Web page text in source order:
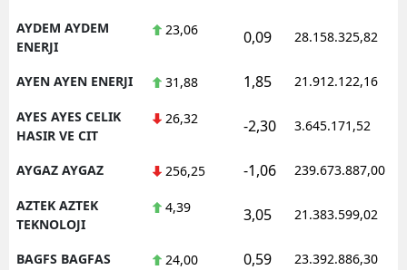
AYDEM AYDEM
ENERJI
23,06 0,09 28.158.325,82
AYEN AYEN ENERJI 31,88 1,85 21.912.122,16
AYES AYES CELIK
HASIR VE CIT
26,32 -2,30 3.645.171,52
AYGAZ AYGAZ 256,25 -1,06 239.673.887,00
AZTEK AZTEK
TEKNOLOJI
4,39 3,05 21.383.599,02
BAGFS BAGFAS 24,00 0,59 23.392.886,30